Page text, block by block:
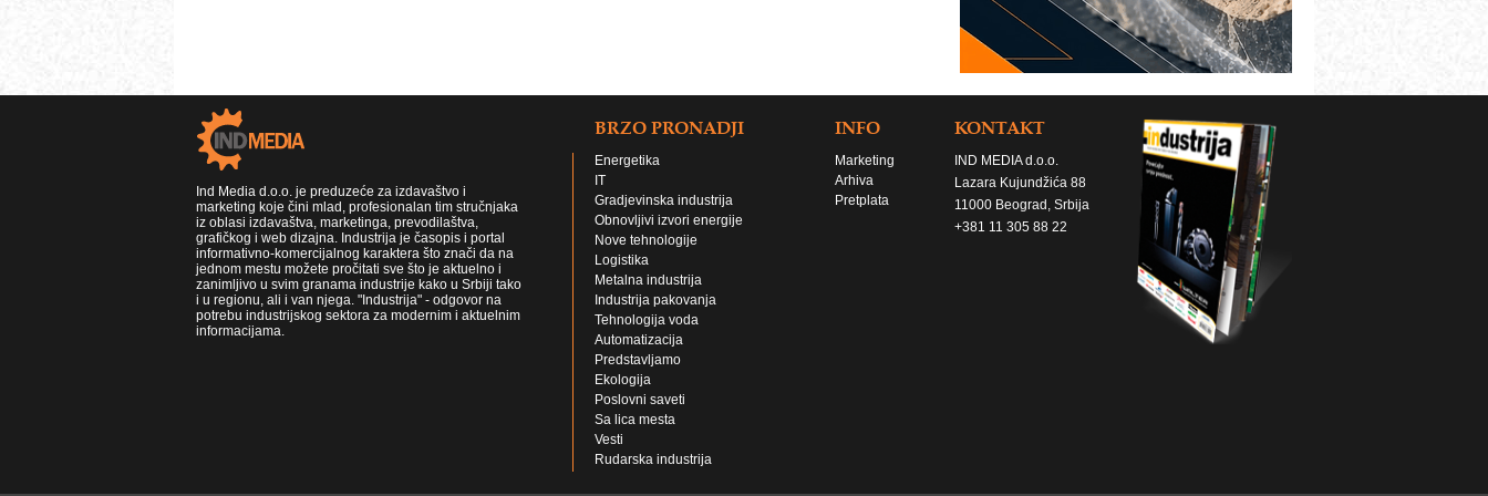
Ind Media d.o.o. je preduzeće za izdavaštvo i
marketing koje čini mlad, profesionalan tim stručnjaka
iz oblasi izdavaštva, marketinga, prevodilaštva,
grafičkog i web dizajna. Industrija je časopis i portal
informativno-komercijalnog karaktera što znači da na
jednom mestu možete pročitati sve što je aktuelno i
zanimljivo u svim granama industrije kako u Srbiji tako
i u regionu, ali i van njega. "Industrija" - odgovor na
potrebu industrijskog sektora za modernim i aktuelnim
informacijama.
BRZO PRONADJI
Energetika
IT
Gradjevinska industrija
Obnovljivi izvori energije
Nove tehnologije
Logistika
Metalna industrija
Industrija pakovanja
Tehnologija voda
Automatizacija
Predstavljamo
Ekologija
Poslovni saveti
Sa lica mesta
Vesti
Rudarska industrija
INFO
Marketing
Arhiva
Pretplata
KONTAKT
IND MEDIA d.o.o.
Lazara Kujundžića 88
11000 Beograd, Srbija
+381 11 305 88 22